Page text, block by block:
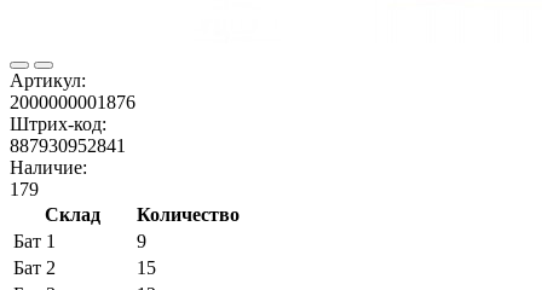
Артикул:
2000000001876
Штрих-код:
887930952841
Наличие:
179
Склад
Количество
Бат 1
9
Бат 2
15